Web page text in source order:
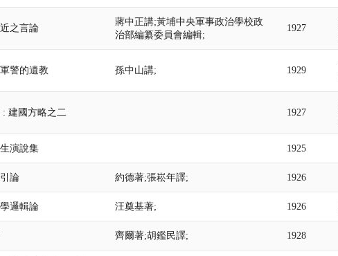
之言論
蔣中正講;黃埔中央軍事政治學校政
治部編纂委員會編輯;
1927
警的遺教 孫中山講; 1929
建國方略之二 1927
演說集 1925
論 約德著;張崧年譯; 1926
邏輯論 汪奠基著; 1926
齊爾著;胡鑑民譯; 1928